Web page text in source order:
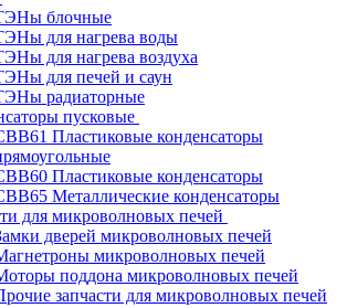
блочные
для нагрева воды
для нагрева воздуха
для печей и саун
радиаторные
пусковые
Пластиковые конденсаторы
Пластиковые конденсаторы
Металлические конденсаторы
для микроволновых печей
дверей микроволновых печей
микроволновых печей
поддона микроволновых печей
запчасти для микроволновых печей